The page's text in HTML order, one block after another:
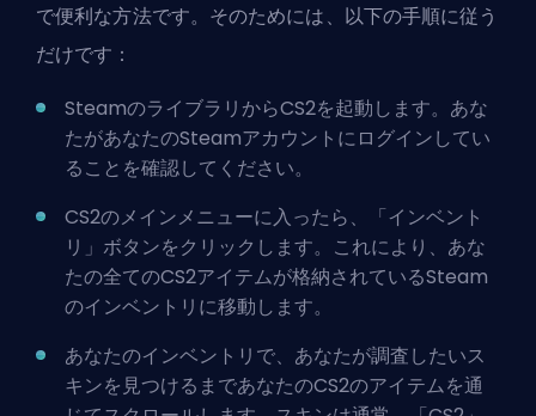
で便利な方法です。そのためには、以下の手順に従う
だけです：
SteamのライブラリからCS2を起動します。あな
たがあなたのSteamアカウントにログインしてい
ることを確認してください。
CS2のメインメニューに入ったら、「インベント
リ」ボタンをクリックします。これにより、あな
たの全てのCS2アイテムが格納されているSteam
のインベントリに移動します。
あなたのインベントリで、あなたが調査したいス
キンを見つけるまであなたのCS2のアイテムを通